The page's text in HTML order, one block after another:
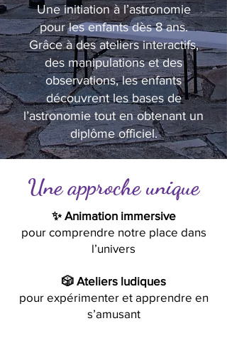
Une initiation à l’astronomie
pour les enfants dès 8 ans.
Grâce à des ateliers interactifs,
des manipulations et des
observations, les enfants
découvrent les bases de
l’astronomie tout en obtenant un
diplôme officiel.
Une approche unique
✨ Animation immersive
pour comprendre notre place dans
l’univers
🎲 Ateliers ludiques
pour expérimenter et apprendre en
s’amusant